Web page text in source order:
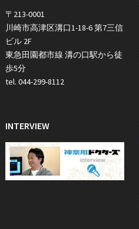
〒213-0001
川崎市高津区溝口1-18-6 第7三信
ビル 2F
東急田園都市線 溝の口駅から徒
歩5分
tel. 044-299-8112
INTERVIEW